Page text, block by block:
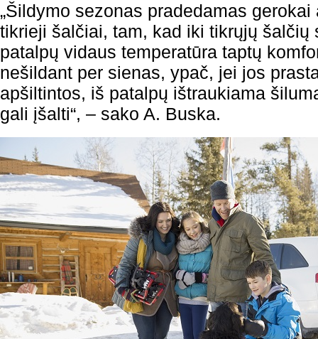
„Šildymo sezonas pradedamas
tikrieji šalčiai, tam, kad iki tikrųjų šalčių
patalpų vidaus temperatūra taptų
nešildant per sienas, ypač, jei jos
apšiltintos, iš patalpų ištraukiama
gali įšalti“, – sako A. Buska.